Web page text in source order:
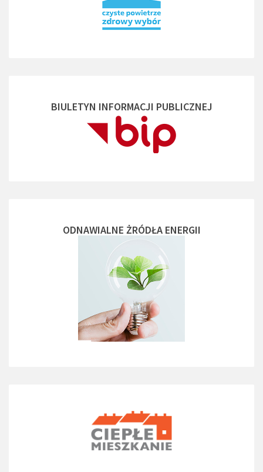
BIULETYN INFORMACJI PUBLICZNEJ
ODNAWIALNE ŻRÓDŁA ENERGII